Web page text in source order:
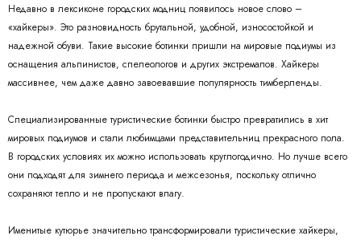
Недавно в лексиконе городских модниц появилось новое слово –
«хайкеры». Это разновидность брутальной, удобной, износостойкой и
надежной обуви. Такие высокие ботинки пришли на мировые подиумы из
оснащения альпинистов, спелеологов и других экстремалов. Хайкеры
массивнее, чем даже давно завоевавшие популярность тимберленды.
Специализированные туристические ботинки быстро превратились в хит
мировых подиумов и стали любимцами представительниц прекрасного пола.
В городских условиях их можно использовать круглогодично. Но лучше всего
они подходят для зимнего периода и межсезонья, поскольку отлично
сохраняют тепло и не пропускают влагу.
Именитые кутюрье значительно трансформировали туристические хайкеры,